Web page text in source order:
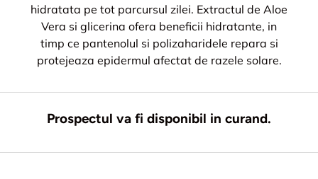
hidratata pe tot parcursul zilei. Extractul de Aloe
Vera si glicerina ofera beneficii hidratante, in
timp ce pantenolul si polizaharidele repara si
protejeaza epidermul afectat de razele solare.
Prospectul va fi disponibil in curand.